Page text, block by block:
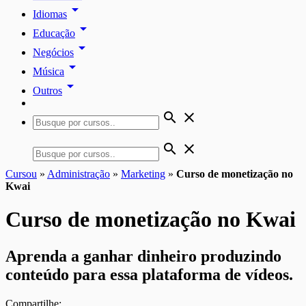
Idiomas arrow_drop_down
Educação arrow_drop_down
Negócios arrow_drop_down
Música arrow_drop_down
Outros arrow_drop_down
search close
search close
Cursou » Administração » Marketing » Curso de monetização no
Kwai
Curso de monetização no Kwai
Aprenda a ganhar dinheiro produzindo
conteúdo para essa plataforma de vídeos.
Compartilhe: